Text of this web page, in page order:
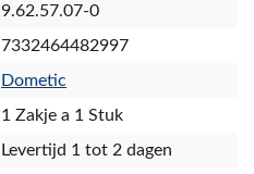
9.62.57.07-0
7332464482997
Dometic
1 Zakje a 1 Stuk
Levertijd 1 tot 2 dagen